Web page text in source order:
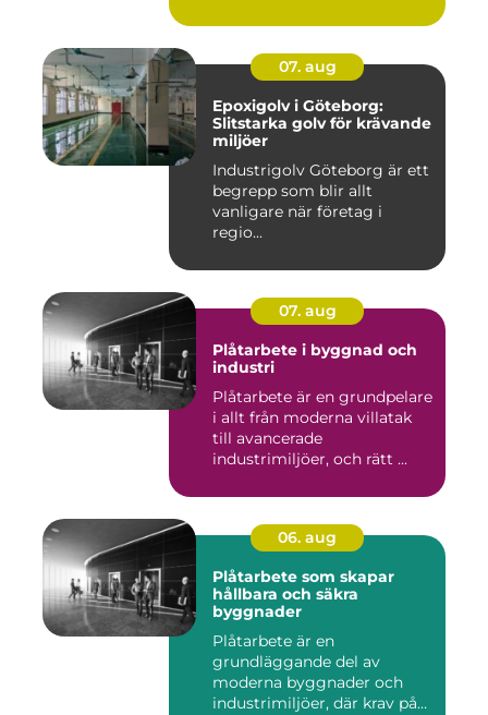
07. aug
Epoxigolv i Göteborg:
Slitstarka golv för krävande
miljöer
Industrigolv Göteborg är ett
begrepp som blir allt
vanligare när företag i
regio...
07. aug
Plåtarbete i byggnad och
industri
Plåtarbete är en grundpelare
i allt från moderna villatak
till avancerade
industrimiljöer, och rätt ...
06. aug
Plåtarbete som skapar
hållbara och säkra
byggnader
Plåtarbete är en
grundläggande del av
moderna byggnader och
industrimiljöer, där krav på